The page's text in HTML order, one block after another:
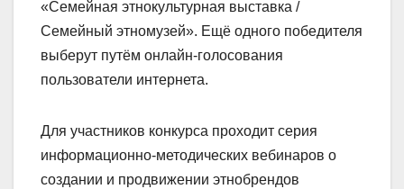
«Семейная этнокультурная выставка /
Семейный этномузей». Ещё одного победителя
выберут путём онлайн-голосования
пользователи интернета.
Для участников конкурса проходит серия
информационно-методических вебинаров о
создании и продвижении этнобрендов